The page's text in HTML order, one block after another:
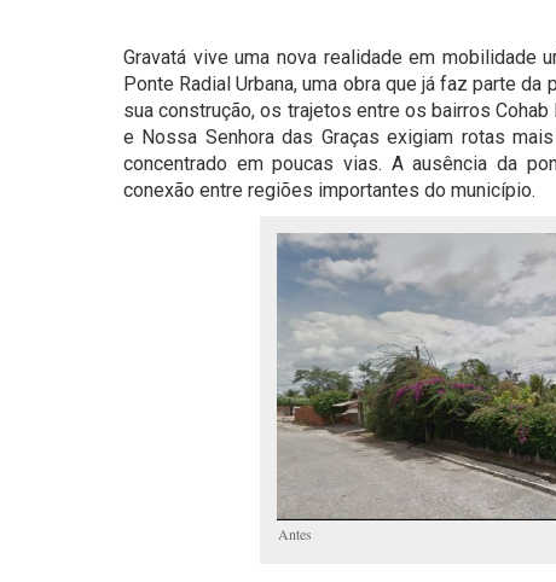
Gravatá vive uma nova realidade em mobilidade
Ponte Radial Urbana, uma obra que já faz parte
sua construção, os trajetos entre os bairros
e Nossa Senhora das Graças exigiam rotas
concentrado em poucas vias. A ausência da
conexão entre regiões importantes do município.
Antes